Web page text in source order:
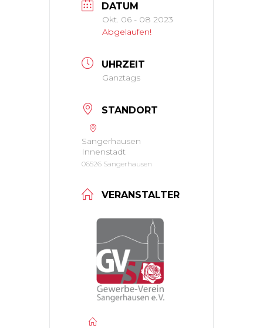
DATUM
Okt. 06 - 08 2023
Abgelaufen!
UHRZEIT
Ganztags
STANDORT
Sangerhausen
Innenstadt
06526 Sangerhausen
VERANSTALTER